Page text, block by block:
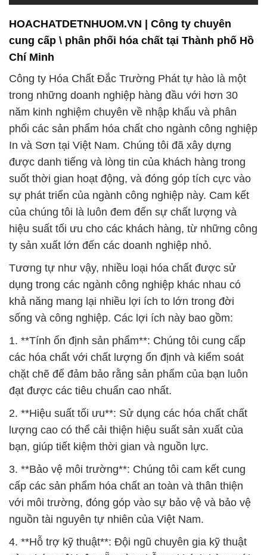
sống và công nghiệp. Các lợi ích này bao gồm:
1. **Tính ổn định sản phẩm**: Chúng tôi cung cấp
chặt chẽ để đảm bảo rằng sản phẩm của bạn luôn
đạt được các tiêu chuẩn cao nhất.
2. **Hiệu suất tối ưu**: Sử dụng các hóa chất chất
lượng cao có thể cải thiện hiệu suất sản xuất của
bạn, giúp tiết kiệm thời gian và nguồn lực.
3. **Bảo vệ môi trường**: Chúng tôi cam kết cung
cấp các sản phẩm hóa chất an toàn và thân thiện
với môi trường, đóng góp vào sự bảo vệ và bảo vệ
nguồn tài nguyên tự nhiên của Việt Nam.
4. **Hỗ trợ kỹ thuật**: Đội ngũ chuyên gia kỹ thuật
của chúng tôi luôn sẵn sàng hỗ trợ khách hàng với
kiến thức và kinh nghiệm sâu rộng trong lĩnh vực
hóa chất.
Chúng tôi tự hào là đối tác tin cậy cho các công ty
và doanh nghiệp trong việc cung cấp các giải pháp
hóa chất đáng tin cậy và đáp ứng nhu cầu đa dạng
của khách hàng. Chúng tôi hy vọng được tiếp tục
hợp tác cùng các bạn để xây dựng một tương lai
tươi sáng và phát triển bền vững cho cả ngành
công nghiệp và xã hội.
# Cty chuyên cung ứng _ phân phối hóa chất
Diammonium Phosphate # Powder Diammonium
Phosphate tại Cần Thơ
# Cty bán ◄ kinh doanh hóa chất Diammonium
Phosphate # Powder Diammonium Phosphate tại
Cần Thơ
# Địa chỉ chuyên phân phối ~ cung ứng hóa chất